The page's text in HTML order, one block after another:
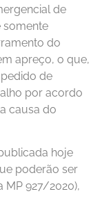
de
somente
do
apreço, o que,
de
por acordo
causa do
hoje
poderão ser
MP 927/2020),